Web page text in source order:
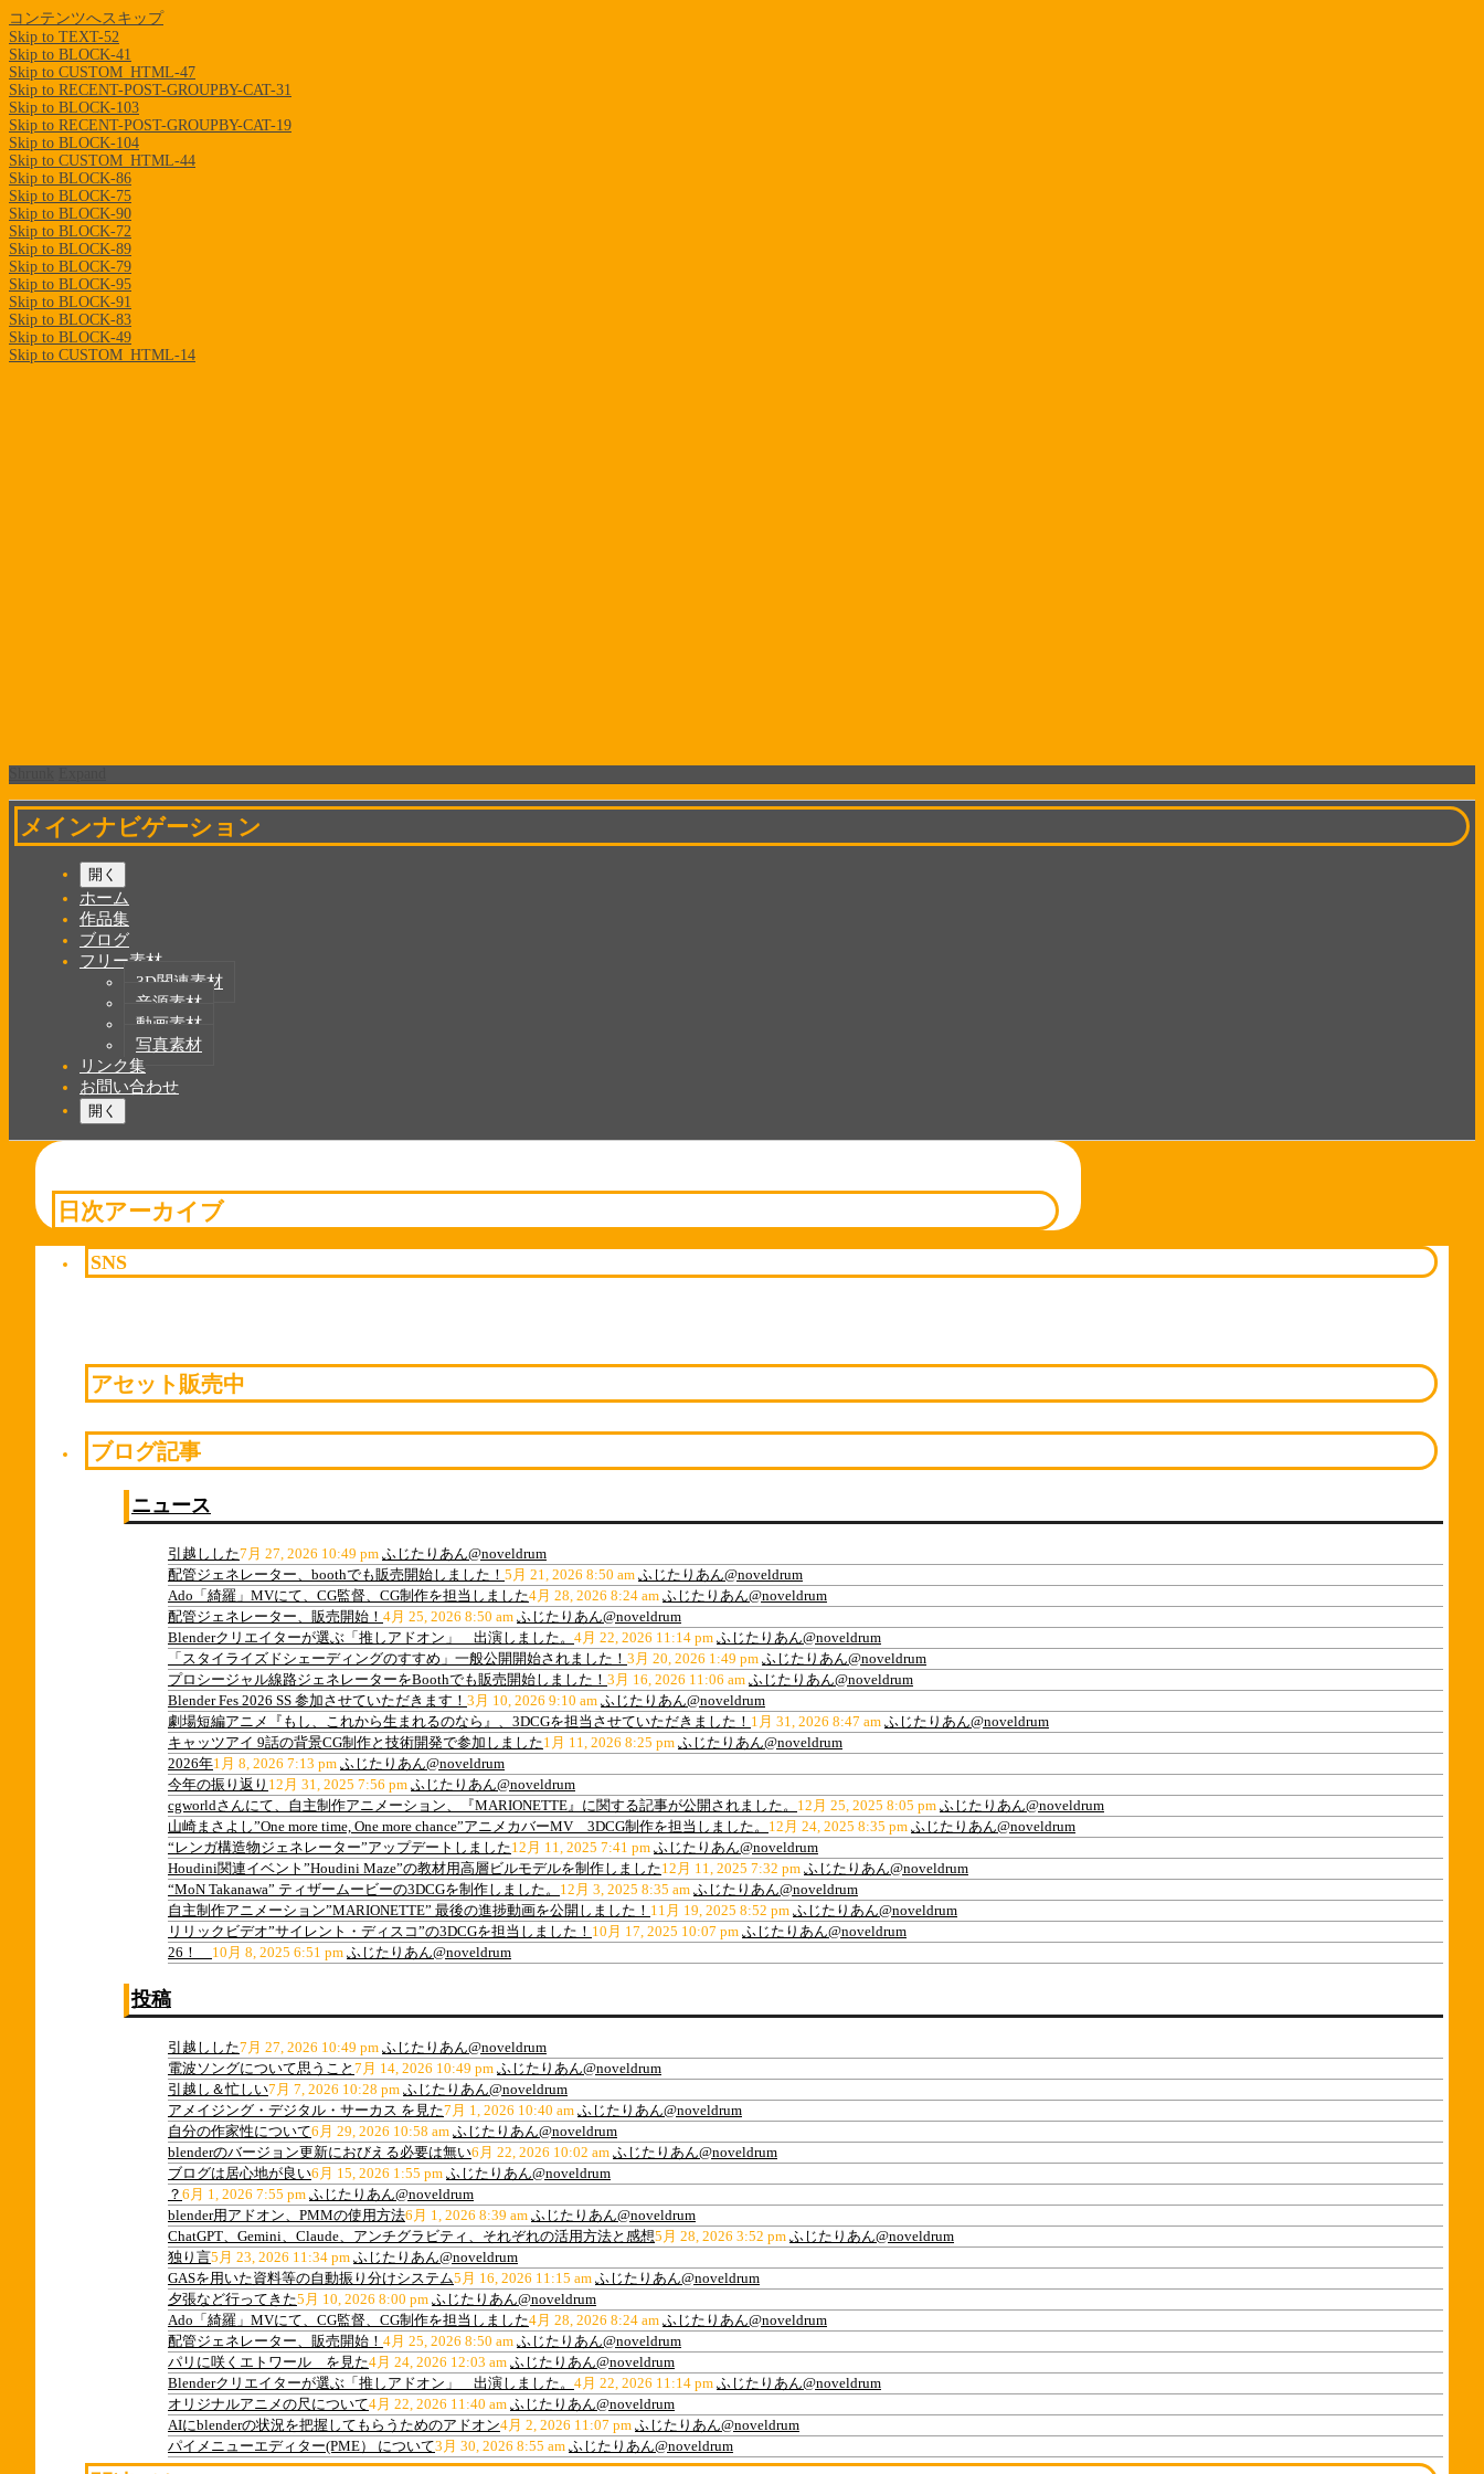
コンテンツへスキップ
Skip to TEXT-52
Skip to BLOCK-41
Skip to CUSTOM_HTML-47
Skip to RECENT-POST-GROUPBY-CAT-31
Skip to BLOCK-103
Skip to RECENT-POST-GROUPBY-CAT-19
Skip to BLOCK-104
Skip to CUSTOM_HTML-44
Skip to BLOCK-86
Skip to BLOCK-75
Skip to BLOCK-90
Skip to BLOCK-72
Skip to BLOCK-89
Skip to BLOCK-79
Skip to BLOCK-95
Skip to BLOCK-91
Skip to BLOCK-83
Skip to BLOCK-49
Skip to CUSTOM_HTML-14
メインナビゲーション
開く
ホーム
作品集
ブログ
フリー素材
3D関連素材
音源素材
動画素材
写真素材
リンク集
お問い合わせ
開く
日次アーカイブ
SNS
アセット販売中
ブログ記事
ニュース
引越しした7月 27, 2026 10:49 pm ふじたりあん@noveldrum
配管ジェネレーター、boothでも販売開始しました！ 5月 21, 2026 8:50 am ふじたりあん@noveldrum
Ado「綺羅」MVにて、CG監督、CG制作を担当しました4月 28, 2026 8:24 am ふじたりあん@noveldrum
配管ジェネレーター、販売開始！ 4月 25, 2026 8:50 am ふじたりあん@noveldrum
Blenderクリエイターが選ぶ「推しアドオン」 出演しました。 4月 22, 2026 11:14 pm ふじたりあん@noveldrum
「スタイライズドシェーディングのすすめ」一般公開開始されました！ 3月 20, 2026 1:49 pm ふじたりあん@noveldrum
プロシージャル線路ジェネレーターをBoothでも販売開始しました！ 3月 16, 2026 11:06 am ふじたりあん@noveldrum
Blender Fes 2026 SS 参加させていただきます！ 3月 10, 2026 9:10 am ふじたりあん@noveldrum
劇場短編アニメ『もし、これから生まれるのなら』、3DCGを担当させていただきました！ 1月 31, 2026 8:47 am ふじたりあん@noveldrum
キャッツアイ 9話の背景CG制作と技術開発で参加しました1月 11, 2026 8:25 pm ふじたりあん@noveldrum
2026年1月 8, 2026 7:13 pm ふじたりあん@noveldrum
今年の振り返り 12月 31, 2025 7:56 pm ふじたりあん@noveldrum
cgworldさんにて、自主制作アニメーション、『MARIONETTE』に関する記事が公開されました。 12月 25, 2025 8:05 pm ふじたりあん@noveldrum
山崎まさよし”One more time, One more chance”アニメカバーMV 3DCG制作を担当しました。 12月 24, 2025 8:35 pm ふじたりあん@noveldrum
“レンガ構造物ジェネレーター”アップデートしました12月 11, 2025 7:41 pm ふじたりあん@noveldrum
Houdini関連イベント”Houdini Maze”の教材用高層ビルモデルを制作しました12月 11, 2025 7:32 pm ふじたりあん@noveldrum
“MoN Takanawa” ティザームービーの3DCGを制作しました。 12月 3, 2025 8:35 am ふじたりあん@noveldrum
自主制作アニメーション”MARIONETTE” 最後の進捗動画を公開しました！ 11月 19, 2025 8:52 pm ふじたりあん@noveldrum
リリックビデオ”サイレント・ディスコ”の3DCGを担当しました！ 10月 17, 2025 10:07 pm ふじたりあん@noveldrum
26！ 10月 8, 2025 6:51 pm ふじたりあん@noveldrum
投稿
引越しした7月 27, 2026 10:49 pm ふじたりあん@noveldrum
電波ソングについて思うこと 7月 14, 2026 10:49 pm ふじたりあん@noveldrum
引越し＆忙しい7月 7, 2026 10:28 pm ふじたりあん@noveldrum
アメイジング・デジタル・サーカス を見た7月 1, 2026 10:40 am ふじたりあん@noveldrum
自分の作家性について6月 29, 2026 10:58 am ふじたりあん@noveldrum
blenderのバージョン更新におびえる必要は無い6月 22, 2026 10:02 am ふじたりあん@noveldrum
ブログは居心地が良い6月 15, 2026 1:55 pm ふじたりあん@noveldrum
？ 6月 1, 2026 7:55 pm ふじたりあん@noveldrum
blender用アドオン、PMMの使用方法6月 1, 2026 8:39 am ふじたりあん@noveldrum
ChatGPT、Gemini、Claude、アンチグラビティ、それぞれの活用方法と感想5月 28, 2026 3:52 pm ふじたりあん@noveldrum
独り言5月 23, 2026 11:34 pm ふじたりあん@noveldrum
GASを用いた資料等の自動振り分けシステム5月 16, 2026 11:15 am ふじたりあん@noveldrum
夕張など行ってきた5月 10, 2026 8:00 pm ふじたりあん@noveldrum
Ado「綺羅」MVにて、CG監督、CG制作を担当しました4月 28, 2026 8:24 am ふじたりあん@noveldrum
配管ジェネレーター、販売開始！ 4月 25, 2026 8:50 am ふじたりあん@noveldrum
パリに咲くエトワール を見た4月 24, 2026 12:03 am ふじたりあん@noveldrum
Blenderクリエイターが選ぶ「推しアドオン」 出演しました。 4月 22, 2026 11:14 pm ふじたりあん@noveldrum
オリジナルアニメの尺について4月 22, 2026 11:40 am ふじたりあん@noveldrum
AIにblenderの状況を把握してもらうためのアドオン4月 2, 2026 11:07 pm ふじたりあん@noveldrum
パイメニューエディター(PME） について3月 30, 2026 8:55 am ふじたりあん@noveldrum